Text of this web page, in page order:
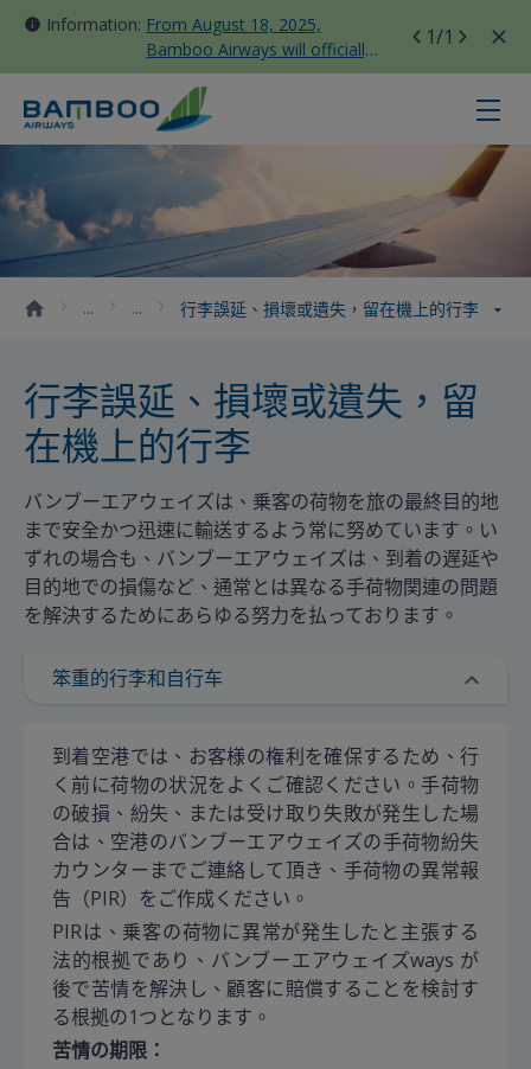
Information: From August 18, 2025,
Bamboo Airways will officially
move all domestic flights to
Tan Son Nhat Terminal T3
1/1
行李誤延、損壞或遺失，留在機上
行李誤延、損壞或遺失，留在機上的行李
行李誤延、損壞或遺失，留
在機上的行李
バンブーエアウェイズは、乗客の荷物を旅の最終目的地
まで安全かつ迅速に輸送するよう常に努めています。い
ずれの場合も、バンブーエアウェイズは、到着の遅延や
目的地での損傷など、通常とは異なる手荷物関連の問題
を解決するためにあらゆる努力を払っております。
笨重的行李和自行车
到着空港では、お客様の権利を確保するため、行
く前に荷物の状況をよくご確認ください。手荷物
の破損、紛失、または受け取り失敗が発生した場
合は、空港のバンブーエアウェイズの手荷物紛失
カウンターまでご連絡して頂き、手荷物の異常報
告（PIR）をご作成ください。
PIRは、乗客の荷物に異常が発生したと主張する
法的根拠であり、バンブーエアウェイズways が
後で苦情を解決し、顧客に賠償することを検討す
る根拠の1つとなります。
苦情の期限：